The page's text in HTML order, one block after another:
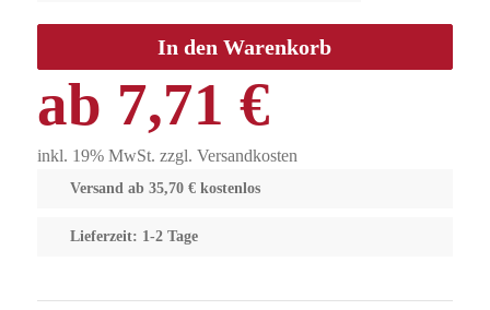
ab 7,71 €
inkl. 19% MwSt. zzgl. Versandkosten
Versand ab 35,70 € kostenlos
Lieferzeit: 1-2 Tage
In den Warenkorb